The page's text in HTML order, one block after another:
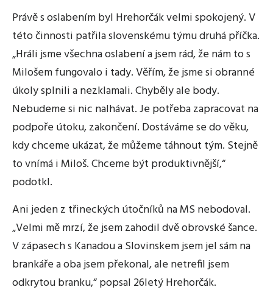
Právě s oslabením byl Hrehorčák velmi spokojený. V
této činnosti patřila slovenskému týmu druhá příčka.
„Hráli jsme všechna oslabení a jsem rád, že nám to s
Milošem fungovalo i tady. Věřím, že jsme si obranné
úkoly splnili a nezklamali. Chyběly ale body.
Nebudeme si nic nalhávat. Je potřeba zapracovat na
podpoře útoku, zakončení. Dostáváme se do věku,
kdy chceme ukázat, že můžeme táhnout tým. Stejně
to vnímá i Miloš. Chceme být produktivnější,“
podotkl.
Ani jeden z třineckých útočníků na MS nebodoval.
„Velmi mě mrzí, že jsem zahodil dvě obrovské šance.
V zápasech s Kanadou a Slovinskem jsem jel sám na
brankáře a oba jsem překonal, ale netrefil jsem
odkrytou branku,“ popsal 26letý Hrehorčák.